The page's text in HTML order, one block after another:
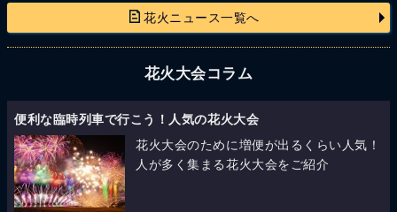
花火ニュース一覧へ
花火大会コラム
便利な臨時列車で行こう！人気の花火大会
花火大会のために増便が出るくらい人気！
人が多く集まる花火大会をご紹介